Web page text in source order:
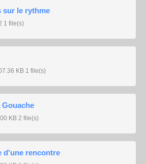
sur le rythme
1 file(s)
KB 1 file(s)
Gouache
KB 2 file(s)
d'une rencontre